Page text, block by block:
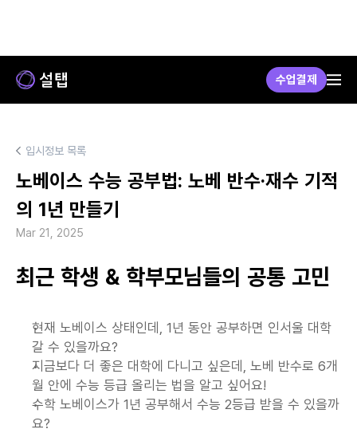
수업결제
입시정보 목록
노베이스 수능 공부법: 노베 반수·재수 기적
의 1년 만들기
Mar 21, 2025
최근 학생 & 학부모님들의 공통 고민
현재 노베이스 상태인데, 1년 동안 공부하면 인서울 대학
갈 수 있을까요?
지금보다 더 좋은 대학에 다니고 싶은데, 노베 반수로 6개
월 안에 수능 등급 올리는 법을 알고 싶어요!
수학 노베이스가 1년 공부해서 수능 2등급 받을 수 있을까
요?